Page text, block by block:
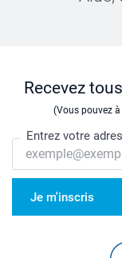
Recevez
(Vous pouvez
Entrez votre
Je m'inscris